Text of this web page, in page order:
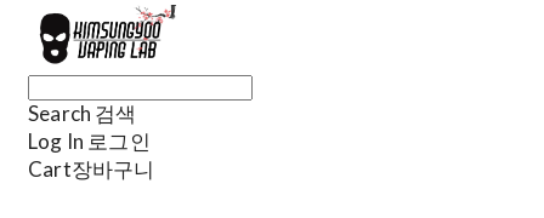
Search 검색
Log In 로그인
Cart장바구니